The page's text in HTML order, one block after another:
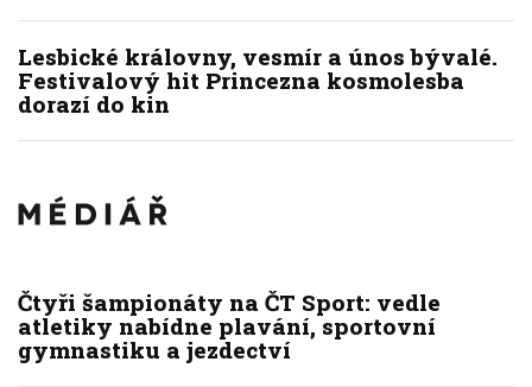
Lesbické královny, vesmír a únos bývalé.
Festivalový hit Princezna kosmolesba
dorazí do kin
Čtyři šampionáty na ČT Sport: vedle
atletiky nabídne plavání, sportovní
gymnastiku a jezdectví